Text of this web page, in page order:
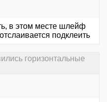
в этом месте шлейф
подклеить
горизонтальные